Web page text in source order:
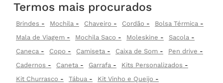
Termos mais procurados
Brindes Mochila Chaveiro Cordão
Bolsa Térmica
Mala de Viagem
Mochila Saco Moleskine
Sacola
Caneca
Copo Camiseta Caixa de Som
Pen drive
Cadernos
Caneta Garrafa
Kits Personalizados
Kit Churrasco
Tábua
Kit Vinho e Queijo